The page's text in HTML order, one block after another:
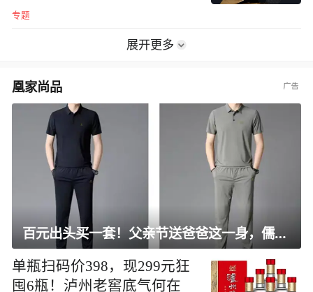
专题
展开更多
凰家尚品
百元出头买一套！父亲节送爸爸这一身，儒雅有型还凉爽
单瓶扫码价398，现299元狂
囤6瓶！泸州老窖底气何在